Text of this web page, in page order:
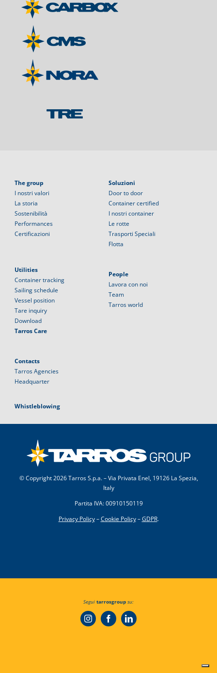
The group
I nostri valori
La storia
Sostenibilità
Performances
Certificazioni
Soluzioni
Door to door
Container certified
I nostri container
Le rotte
Trasporti Speciali
Flotta
Utilities
Container tracking
Sailing schedule
Vessel position
Tare inquiry
Download
Tarros Care
People
Lavora con noi
Team
Tarros world
Contacts
Tarros Agencies
Headquarter
Whistleblowing
© Copyright2026 Tarros S.p.a. – Via Privata Enel, 19126 La Spezia,
Italy
Partita IVA: 00910150119
Privacy Policy–Cookie Policy–GDPR.
Segui tarrosgroup su: